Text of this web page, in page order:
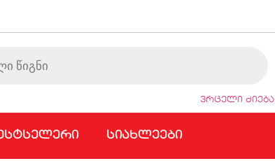
ვრცელი ძიება
სიახლეები